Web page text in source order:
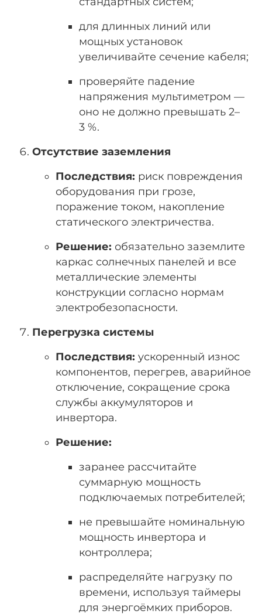
для длинных линий или
мощных установок
увеличивайте сечение кабеля;
проверяйте падение
напряжения мультиметром —
оно не должно превышать 2–
3 %.
Отсутствие заземления
Последствия: риск повреждения
оборудования при грозе,
поражение током, накопление
статического электричества.
Решение: обязательно заземлите
каркас солнечных панелей и все
металлические элементы
конструкции согласно нормам
электробезопасности.
Перегрузка системы
Последствия: ускоренный износ
компонентов, перегрев, аварийное
отключение, сокращение срока
службы аккумуляторов и
инвертора.
Решение:
заранее рассчитайте
суммарную мощность
подключаемых потребителей;
не превышайте номинальную
мощность инвертора и
контроллера;
распределяйте нагрузку по
времени, используя таймеры
для энергоёмких приборов.